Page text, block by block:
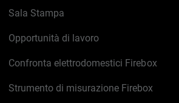
Sala Stampa
Opportunità di lavoro
Confronta elettrodomestici Firebox
Strumento di misurazione Firebox